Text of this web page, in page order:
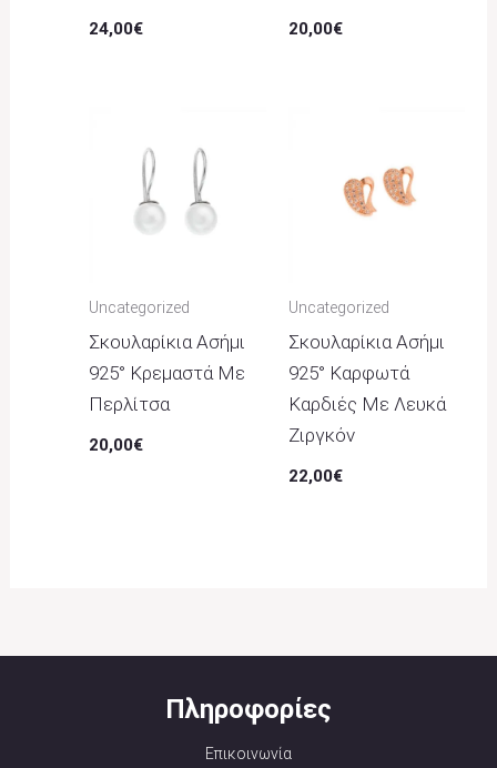
24,00€ 20,00€
Uncategorized
Σκουλαρίκια Ασήμι
925° Κρεμαστά Με
Περλίτσα
20,00€
Uncategorized
Σκουλαρίκια Ασήμι
925° Καρφωτά
Καρδιές Με Λευκά
Ζιργκόν
22,00€
Πληροφορίες
Επικοινωνία